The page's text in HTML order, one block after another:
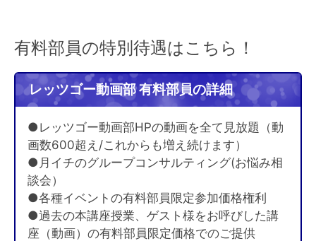
有料部員の特別待遇はこちら！
レッツゴー動画部 有料部員の詳細
●レッツゴー動画部HPの動画を全て見放題（動
画数600超え/これからも増え続けます）
●月イチのグループコンサルティング(お悩み相
談会）
●各種イベントの有料部員限定参加価格権利
●過去の本講座授業、ゲスト様をお呼びした講
座（動画）の有料部員限定価格でのご提供